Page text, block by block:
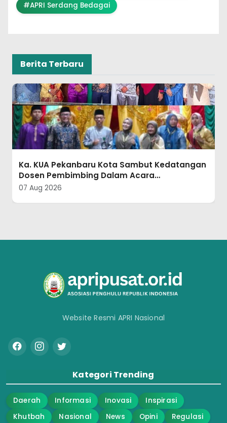
#APRI Serdang Bedagai
Berita Terbaru
Diplomasi KUA Melalui Meja Makan Berhasil,
Perselisihan Warga Wek II dan Wek III
Padangsidimpuan Utara Berakhir Damai
07 Aug 2026
Website Resmi APRI Nasional
Kategori Trending
Daerah Informasi Inovasi
Inspirasi
Khutbah
Nasional News Opini Regulasi